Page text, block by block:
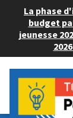
La phase
budget
jeunesse